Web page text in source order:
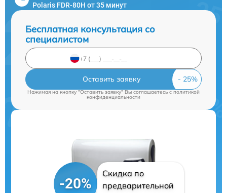
Polaris FDR-80H от 35 минут
Бесплатная консультация со
специалистом
Оставить заявку
Нажимая на кнопку "Оставить заявку" Вы соглашаетесь cполитикой
конфиденциальности
-20%
Скидка по
предварительной